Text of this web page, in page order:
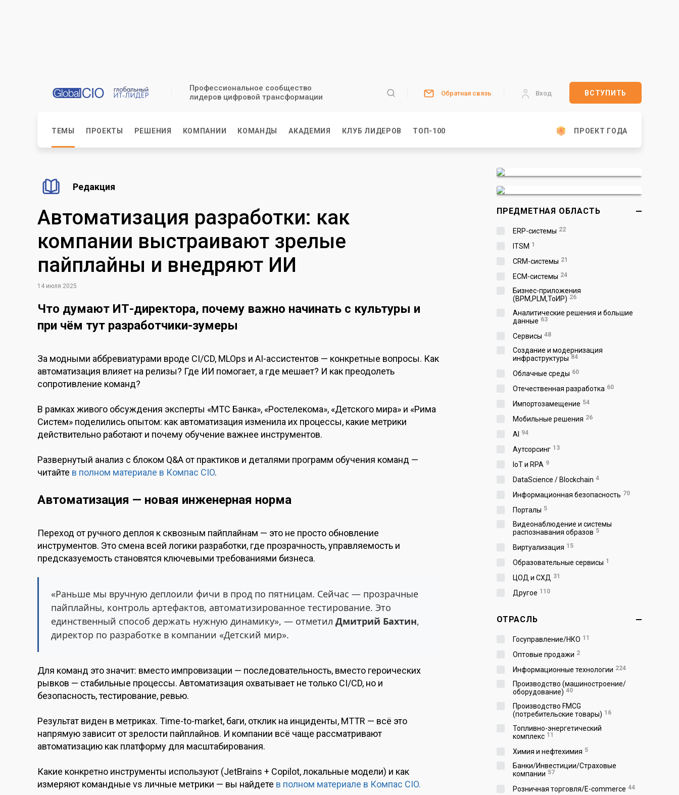
Профессиональное сообщество
лидеров цифровой трансформации
Обратная связь Вход ВСТУПИТЬ
ТЕМЫ ПРОЕКТЫ РЕШЕНИЯ КОМПАНИИ КОМАНДЫ АКАДЕМИЯ КЛУБ ЛИДЕРОВ ТОП-100 ПРОЕКТ ГОДА
Редакция
Автоматизация разработки: как
компании выстраивают зрелые
пайплайны и внедряют ИИ
14 июля 2025
Что думают ИТ-директора, почему важно начинать с культуры и
при чём тут разработчики-зумеры
За модными аббревиатурами вроде CI/CD, MLOps и AI-ассистентов — конкретные вопросы. Как
автоматизация влияет на релизы? Где ИИ помогает, а где мешает? И как преодолеть
сопротивление команд?
В рамках живого обсуждения эксперты «МТС Банка», «Ростелекома», «Детского мира» и «Рима
Систем» поделились опытом: как автоматизация изменила их процессы, какие метрики
действительно работают и почему обучение важнее инструментов.
Развернутый анализ с блоком Q&A от практиков и деталями программ обучения команд —
читайте в полном материале в Компас CIO.
Автоматизация — новая инженерная норма
Переход от ручного деплоя к сквозным пайплайнам — это не просто обновление
инструментов. Это смена всей логики разработки, где прозрачность, управляемость и
предсказуемость становятся ключевыми требованиями бизнеса.
«Раньше мы вручную деплоили фичи в прод по пятницам. Сейчас — прозрачные
пайплайны, контроль артефактов, автоматизированное тестирование. Это
единственный способ держать нужную динамику», — отметил Дмитрий Бахтин,
директор по разработке в компании «Детский мир».
Для команд это значит: вместо импровизации — последовательность, вместо героических
рывков — стабильные процессы. Автоматизация охватывает не только CI/CD, но и
безопасность, тестирование, ревью.
Результат виден в метриках. Time-to-market, баги, отклик на инциденты, MTTR — всё это
напрямую зависит от зрелости пайплайнов. И компании всё чаще рассматривают
автоматизацию как платформу для масштабирования.
Какие конкретно инструменты используют (JetBrains + Copilot, локальные модели) и как
измеряют командные vs личные метрики — вы найдете в полном материале в Компас CIO.
ПРЕДМЕТНАЯ ОБЛАСТЬ
ERP-системы 22
ITSM 1
CRM-системы 21
ECM-системы 24
Бизнес-приложения
(BPM,PLM,ToИР) 26
Аналитические решения и большие
данные 63
Сервисы 48
Создание и модернизация
инфраструктуры 84
Облачные среды 60
Отечественная разработка 60
Импортозамещение 54
Мобильные решения 26
AI 94
Аутсорсинг 13
IoT и RPA 9
DataScience / Blockchain 4
Информационная безопасность 70
Порталы 5
Видеонаблюдение и системы
распознавания образов 5
Виртуализация 15
Образовательные сервисы 1
ЦОД и СХД 31
Другое 110
ОТРАСЛЬ
Госуправление/НКО 11
Оптовые продажи 2
Информационные технологии 224
Производство (машиностроение/
оборудование) 40
Производство FMCG
(потребительские товары) 16
Топливно-энергетический
комплекс 11
Химия и нефтехимия 5
Банки/Инвестиции/Страховые
компании 57
Розничная торговля/E-commerce 44